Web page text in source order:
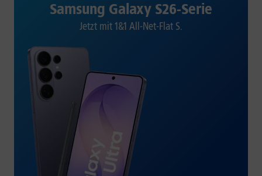
Samsung Galaxy S26-Serie
Jetzt mit 1&1 All-Net-Flat S.